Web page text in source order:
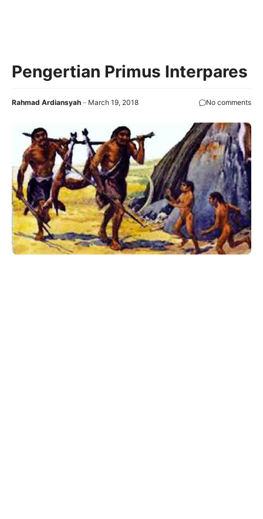
Pengertian Primus Interpares
Rahmad Ardiansyah March 19, 2018 No comments